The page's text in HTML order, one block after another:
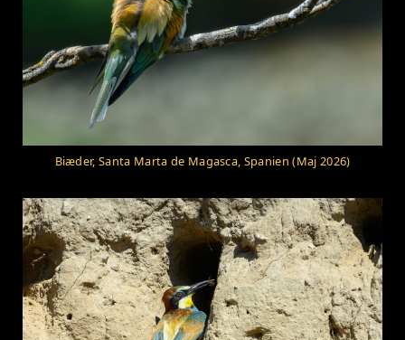
Biæder, Santa Marta de Magasca, Spanien (Maj 2026)